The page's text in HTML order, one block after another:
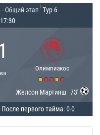
Общий этап Тур 6
17:30
Олимпиакос
Желсон Мартинш 73'
После первого тайма: 0-0